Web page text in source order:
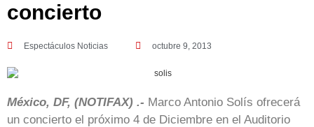
concierto
Espectáculos Noticias octubre 9, 2013
México, DF, (NOTIFAX) .- Marco Antonio Solís ofrecerá
un concierto el próximo 4 de Diciembre en el Auditorio